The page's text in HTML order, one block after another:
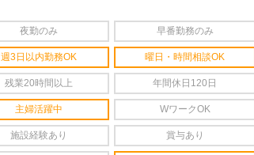
夜勤のみ 早番勤務のみ
週3日以内勤務OK 曜日・時間相談OK
残業20時間以上 年間休日120日
主婦活躍中 WワークOK
施設経験あり 賞与あり